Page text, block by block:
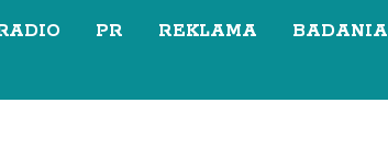
PR REKLAMA BADANIA